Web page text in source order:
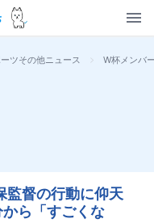
ーツその他ニュース > W杯メンバ
督の行動に仰天
ら「すごくな